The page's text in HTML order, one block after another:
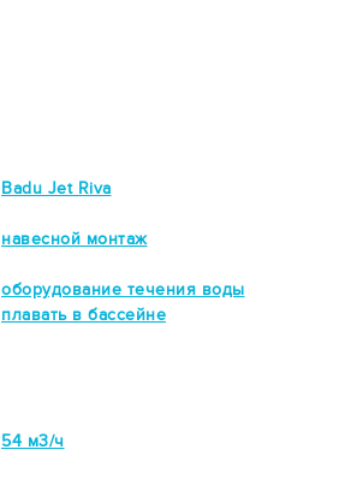
Badu Jet Riva
навесной монтаж
оборудование течения воды
плавать в бассейне
54 м3/ч